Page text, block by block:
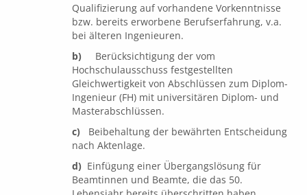
Qualifizierung auf vorhandene Vorkenntnisse
bzw. bereits erworbene Berufserfahrung, v.a.
bei älteren Ingenieuren.
b) Berücksichtigung der vom
Hochschulausschuss festgestellten
Gleichwertigkeit von Abschlüssen zum Diplom-
Ingenieur (FH) mit universitären Diplom- und
Masterabschlüssen.
c)
Beibehaltung der bewährten Entscheidung
nach Aktenlage.
d) Einfügung einer Übergangslösung für
Beamtinnen und Beamte, die das 50.